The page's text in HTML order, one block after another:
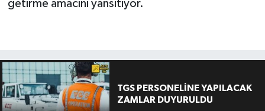
getirme amacını yansıtıyor.
TGS PERSONELİNE YAPILACAK
ZAMLAR DUYURULDU